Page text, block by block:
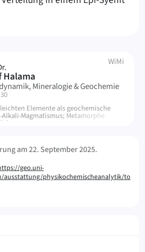
Halama
WiMi
Mineralogie & Geochemie
Elemente als geochemische
Magmatismus; Metamorphe
am22. September 2025.
geo.uni-
ausstattung/physikochemischeanalytik/to